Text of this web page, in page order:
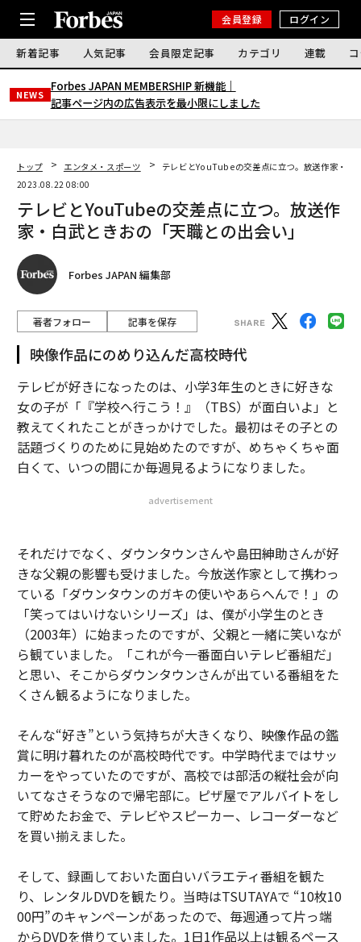
会員登録 ログイン
新着記事 人気記事 会員限定記事 カテゴリ 連載
NEWS
Forbes JAPAN MEMBERSHIP 新機能｜
記事ページ内の広告表示を最小限にしました
トップ エンタメ・スポーツ
テレビとYouTubeの交差点に立つ。放送作家・白
2023.08.22 08:00
テレビとYouTubeの交差点に立つ。放送作
家・白武ときおの「天職との出会い」
Forbes JAPAN 編集部
著者フォロー 記事を保存
映像作品にのめり込んだ高校時代
テレビが好きになったのは、小学3年生のときに好きな
女の子が「『学校へ行こう！』（TBS）が面白いよ」と
教えてくれたことがきっかけでした。最初はその子との
話題づくりのために見始めたのですが、めちゃくちゃ面
白くて、いつの間にか毎週見るようになりました。
advertisement
それだけでなく、ダウンタウンさんや島田紳助さんが好
きな父親の影響も受けました。今放送作家として携わっ
ている「ダウンタウンのガキの使いやあらへんで！」の
「笑ってはいけないシリーズ」は、僕が小学生のとき
（2003年）に始まったのですが、父親と一緒に笑いなが
ら観ていました。「これが今一番面白いテレビ番組だ」
と思い、そこからダウンタウンさんが出ている番組をた
くさん観るようになりました。
そんな“好き”という気持ちが大きくなり、映像作品の鑑
賞に明け暮れたのが高校時代です。中学時代まではサッ
カーをやっていたのですが、高校では部活の縦社会が向
いてなさそうなので帰宅部に。ピザ屋でアルバイトをし
て貯めたお金で、テレビやスピーカー、レコーダーなど
を買い揃えました。
そして、録画しておいた面白いバラエティ番組を観た
り、レンタルDVDを観たり。当時はTSUTAYAで “10枚10
00円”のキャンペーンがあったので、毎週通って片っ端
からDVDを借りていました。1日1作品以上は観るペース